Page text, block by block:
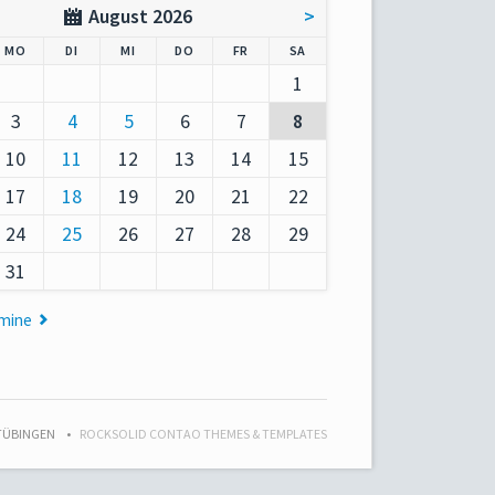
August 2026 >
MO DIENSTAG
MITTWOCH
DO NNERSTAG
FR SA
1
3 4 5 6 7
8
10 11 12 13 14
15
17 18 19 20 21
22
24 25 26 27 28
29
31
ROCKSOLID CONTAO THEMES & TEMPLATES